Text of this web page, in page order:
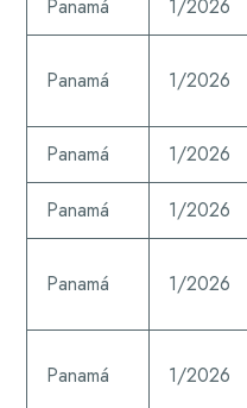
Panamá 1/2026
Panamá 1/2026
Panamá 1/2026
Panamá 1/2026
Panamá 1/2026
Panamá 1/2026